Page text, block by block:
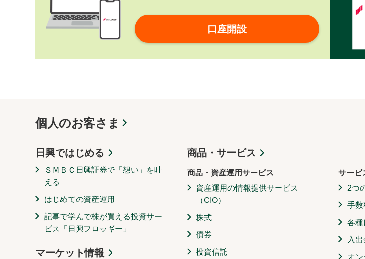
口座開設
個人のお客さま
日興ではじめる
ＳＭＢＣ日興証券で「想い」を叶
える
はじめての資産運用
記事で学んで株が買える投資サー
ビス「日興フロッギー」
マーケット情報
商品・サービス
商品・資産運用サービス
資産運用の情報提供サービス
（CIO）
株式
債券
投資信託
サービ
2つ
手数
各種
入
オン